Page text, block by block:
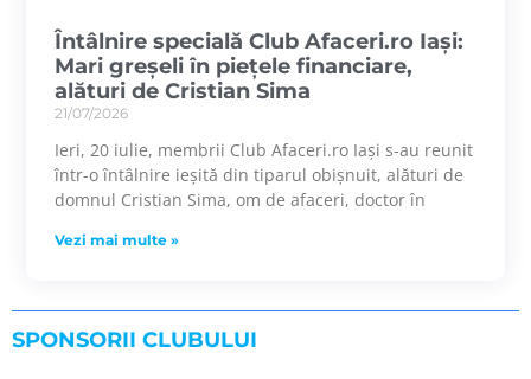
Întâlnire specială Club Afaceri.ro Iași:
Mari greșeli în piețele financiare,
alături de Cristian Sima
21/07/2026
Ieri, 20 iulie, membrii Club Afaceri.ro Iași s-au reunit
într-o întâlnire ieșită din tiparul obișnuit, alături de
domnul Cristian Sima, om de afaceri, doctor în
Vezi mai multe »
SPONSORII CLUBULUI